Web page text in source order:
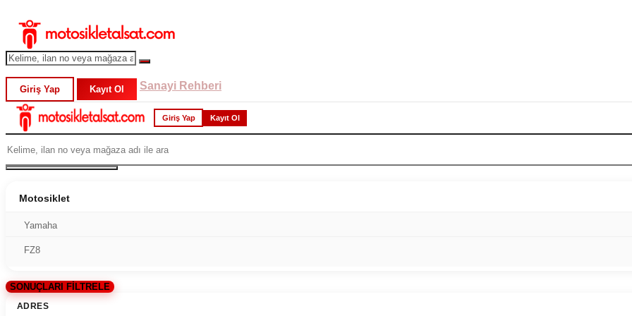
Giriş Yap Kayıt Ol Sanayi Rehberi
Giriş Yap Kayıt Ol
Motosiklet
Yamaha
FZ8
SONUÇLARI FİLTRELE
ADRES